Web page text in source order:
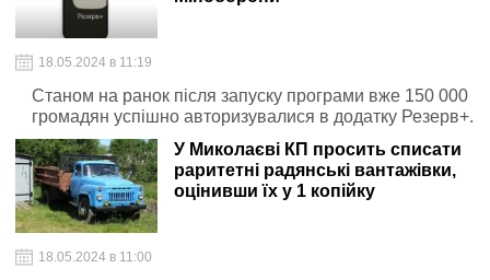
18.05.2024 в 11:19
Станом на ранок після запуску програми вже 150 000
громадян успішно авторизувалися в додатку Резерв+.
У Миколаєві КП просить списати
раритетні радянські вантажівки,
оцінивши їх у 1 копійку
18.05.2024 в 11:00